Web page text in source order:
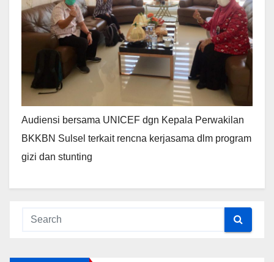
Audiensi bersama UNICEF dgn Kepala Perwakilan
BKKBN Sulsel terkait rencna kerjasama dlm program
gizi dan stunting